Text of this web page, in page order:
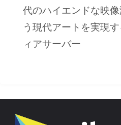
代のハイエンドな映
う現代アートを実現
ィアサーバー